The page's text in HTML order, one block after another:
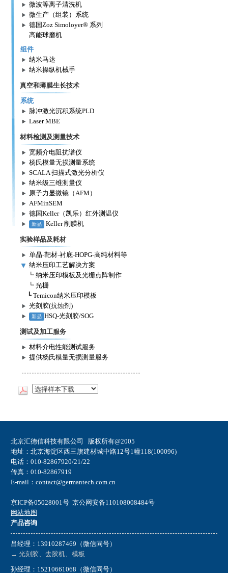
微波等离子清洗机
微生产（组装）系统
德国Zoz Simoloyer® 系列
高能球磨机
组件
纳米马达
纳米操纵机械手
真空和薄膜生长技术
系统
脉冲激光沉积系统PLD
Laser MBE
材料检测及测量技术
宽频介电阻抗谱仪
杨氏模量无损测量系统
SCALA 扫描式激光分析仪
纳米级三维测量仪
原子力显微镜（AFM）
AFMinSEM
德国Keller（凯乐）红外测温仪
新品 Keller 削膜机
实验样品及耗材
单晶-靶材-衬底-HOPG-高纯材料等
纳米压印工艺解决方案
┗ 纳米压印模板及光栅点阵制作
┗ 光栅
┗ Temicon纳米压印模板
光刻胶(抗蚀剂)
新品 HSQ-光刻胶/SOG
测试及加工服务
材料介电性能测试服务
提供杨氏模量无损测量服务
北京汇德信科技有限公司 版权所有@2005
地址：北京海淀区西三旗建材城中路12号1幢118(100096)
电话：010-82867920/21/22
传真：010-82867919
E-mail：contact@germantech.com.cn
京ICP备05028001号 京公网安备110108008484号
网站地图
产品咨询
吕经理：13910287469（微信同号）
→ 光刻胶、去胶机、模板
孙经理：15210661068（微信同号）